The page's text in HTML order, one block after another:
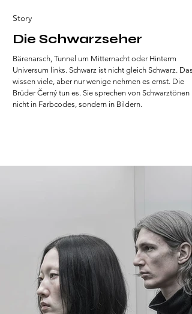
Die Schwarzseher
Bärenarsch, Tunnel um Mitternacht oder Hinterm
Universum links. Schwarz ist nicht gleich Schwarz. Das
wissen viele, aber nur wenige nehmen es ernst. Die
Brüder Černý tun es. Sie sprechen von Schwarztönen
nicht in Farbcodes, sondern in Bildern.
Story